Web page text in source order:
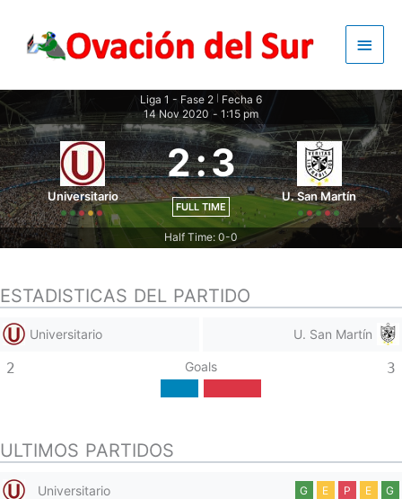
content
Main
Liga 1 - Fase 2
Fecha 6
14 Nov 2020 - 1:15 pm
Universitario
2:3
FULL TIME
U. San Martín
Half Time: 0-0
ESTADISTICAS DEL PARTIDO
Universitario U. San Martín
2 Goals 3
ULTIMOS PARTIDOS
Universitario G E P E G